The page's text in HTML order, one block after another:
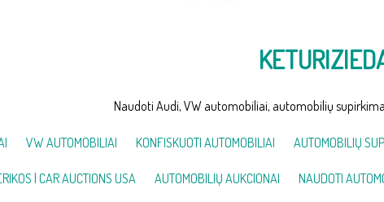
Naudoti Audi, VW automobiliai, automobilių
VW AUTOMOBILIAI KONFISKUOTI AUTOMOBILIAI AUTOMOBILIŲ
| CAR AUCTIONS USA AUTOMOBILIŲ AUKCIONAI NAUDOTI